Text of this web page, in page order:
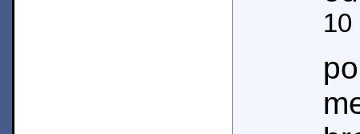
10